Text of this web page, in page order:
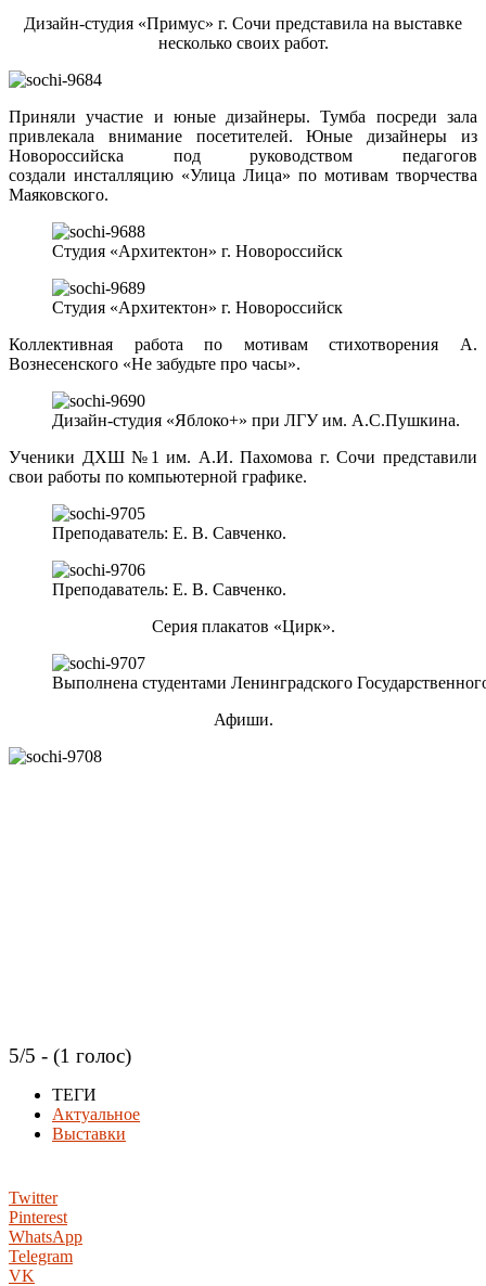
Дизайн-студия «Примус» г. Сочи представила на выставке
несколько своих работ.
Приняли участие и юные дизайнеры. Тумба посреди зала
привлекала внимание посетителей. Юные дизайнеры из
Новороссийска под руководством педагогов
создали инсталляцию «Улица Лица» по мотивам творчества
Маяковского.
Студия «Архитектон» г. Новороссийск
Студия «Архитектон» г. Новороссийск
Коллективная работа по мотивам стихотворения А.
Вознесенского «Не забудьте про часы».
Дизайн-студия «Яблоко+» при ЛГУ им. А.С.Пушкина.
Ученики ДХШ №1 им. А.И. Пахомова г. Сочи представили
свои работы по компьютерной графике.
Преподаватель: Е. В. Савченко.
Преподаватель: Е. В. Савченко.
Серия плакатов «Цирк».
Выполнена студентами Ленинградского
Афиши.
5/5 - (1 голос)
ТЕГИ
Актуальное
Выставки
Twitter
Pinterest
WhatsApp
Telegram
VK